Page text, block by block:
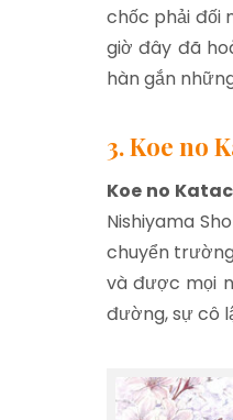
chốc phải đối
giờ đây đã
hàn gắn
3. Koe no
Koe no
Nishiyama
chuyển
và được mọi
đường, sự cô